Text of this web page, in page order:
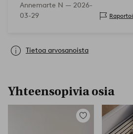
Annemarte N — 2026-
03-29
Raportoi
Tietoa arvosanoista
Yhteensopivia osia
Lisää
suosikkeihin